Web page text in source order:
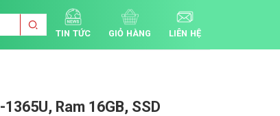
TIN TỨC GIỎ HÀNG LIÊN HỆ
-1365U, Ram 16GB, SSD